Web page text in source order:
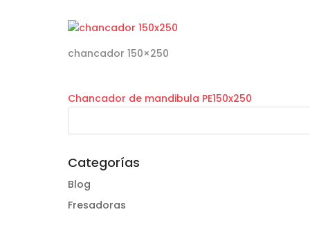
chancador 150×250
Chancador de mandibula PE150x250
Categorías
Blog
Fresadoras